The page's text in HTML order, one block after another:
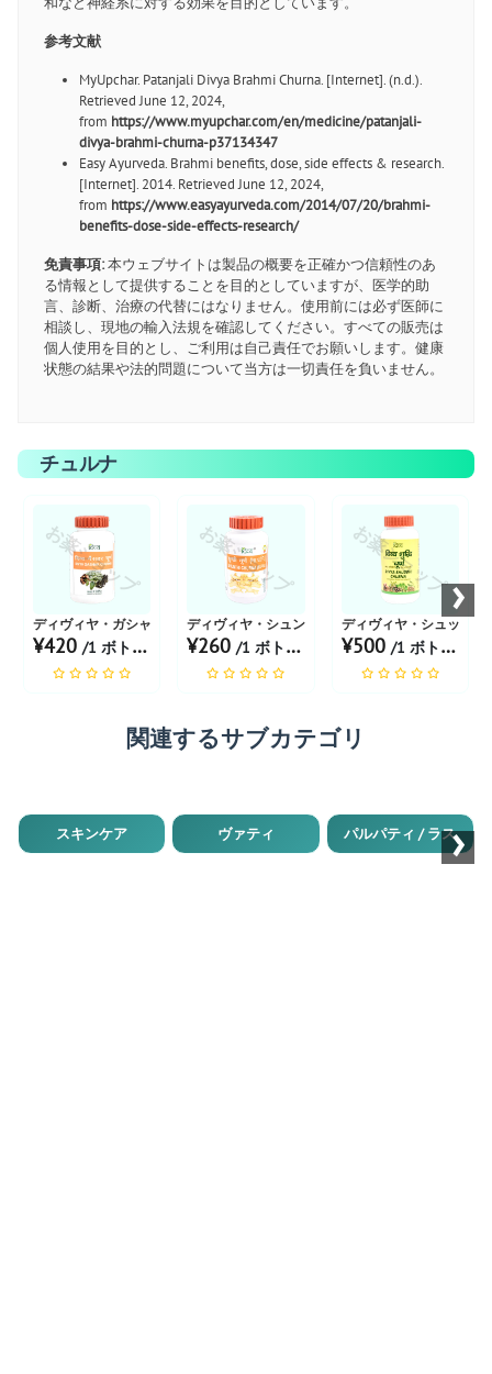
参考文献
MyUpchar. Patanjali Divya Brahmi Churna. [Internet]. (n.d.).
Retrieved June 12, 2024,
from https://www.myupchar.com/en/medicine/patanjali-
divya-brahmi-churna-p37134347
Easy Ayurveda. Brahmi benefits, dose, side effects & research.
[Internet]. 2014. Retrieved June 12, 2024,
from https://www.easyayurveda.com/2014/07/20/brahmi-
benefits-dose-side-effects-research/
免責事項:本ウェブサイトは製品の概要を正確かつ信頼性のあ
る情報として提供することを目的としていますが、医学的助
言、診断、治療の代替にはなりません。使用前には必ず医師に
相談し、現地の輸入法規を確認してください。すべての販売は
個人使用を目的とし、ご利用は自己責任でお願いします。健康
状態の結果や法的問題について当方は一切責任を負いません。
チュルナ
お薬ショップ
ディヴィヤ・ガシャール・チュルナ
¥420 /1 ボトル あたり
お薬ショップ
ディヴィヤ・シュンティ・チュルナ
¥260/1 ボトル あたり
お薬ショップ
ディヴィヤ・シュッディ
¥500 /1 ボトル あたり
›
関連するサブカテゴリ
スキンケア ヴァティ パルパティ / ラス›